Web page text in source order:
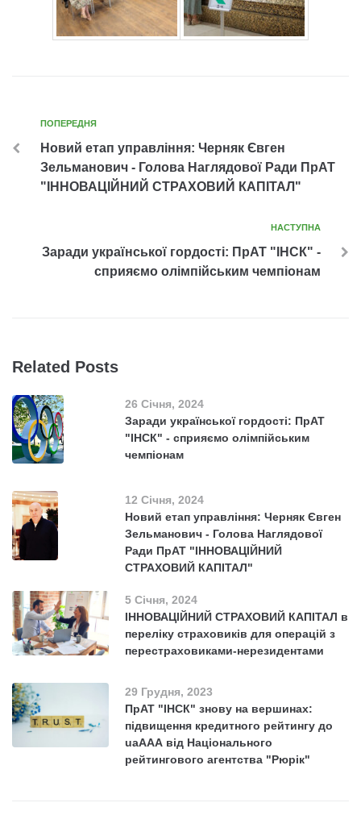
ПОПЕРЕДНЯ
Новий етап управління: Черняк Євген
Зельманович - Голова Наглядової Ради ПрАТ
"ІННОВАЦІЙНИЙ СТРАХОВИЙ КАПІТАЛ"
НАСТУПНА
Заради української гордості: ПрАТ "ІНСК" -
сприяємо олімпійським чемпіонам
Related Posts
26 Січня, 2024
Заради української гордості: ПрАТ
"ІНСК" - сприяємо олімпійським
чемпіонам
12 Січня, 2024
Новий етап управління: Черняк Євген
Зельманович - Голова Наглядової
Ради ПрАТ "ІННОВАЦІЙНИЙ
СТРАХОВИЙ КАПІТАЛ"
5 Січня, 2024
ІННОВАЦІЙНИЙ СТРАХОВИЙ КАПІТАЛ в
переліку страховиків для операцій з
перестраховиками-нерезидентами
29 Грудня, 2023
ПрАТ "ІНСК" знову на вершинах:
підвищення кредитного рейтингу до
uaААА від Національного
рейтингового агентства "Рюрік"